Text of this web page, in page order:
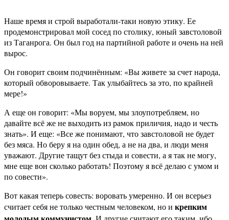
Наше время и строй выработали-таки новую этику. Ее
продемонстрировал мой сосед по столику, юный завстоловой
из Таганрога. Он был год на партийной работе и очень на ней
вырос.
Он говорит своим подчинённым: «Вы живете за счет народа,
который обворовываете. Так улыбайтесь за это, по крайней
мере!»
А еще он говорит: «Мы воруем, мы злоупотребляем, но
давайте всё же не выходить из рамок приличия, надо и честь
знать». И еще: «Все же понимают, что завстоловой не будет
без мяса. Но беру я на один обед, а не на два, и люди меня
уважают. Другие тащут без стыда и совести, а я так не могу,
мне еще вон сколько работать! Поэтому я всё делаю с умом и
по совести».
Вот какая теперь совесть: воровать умеренно. И он всерьез
считает себя не только честным человеком, но и крепким